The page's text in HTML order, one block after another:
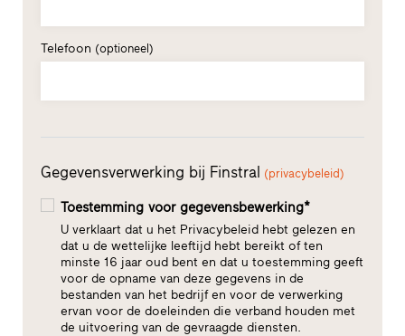
Telefoon (optioneel)
Gegevensverwerking bij Finstral (privacybeleid)
Toestemming voor gegevensbewerking*
U verklaart dat u het Privacybeleid hebt gelezen en
dat u de wettelijke leeftijd hebt bereikt of ten
minste 16 jaar oud bent en dat u toestemming geeft
voor de opname van deze gegevens in de
bestanden van het bedrijf en voor de verwerking
ervan voor de doeleinden die verband houden met
de uitvoering van de gevraagde diensten.